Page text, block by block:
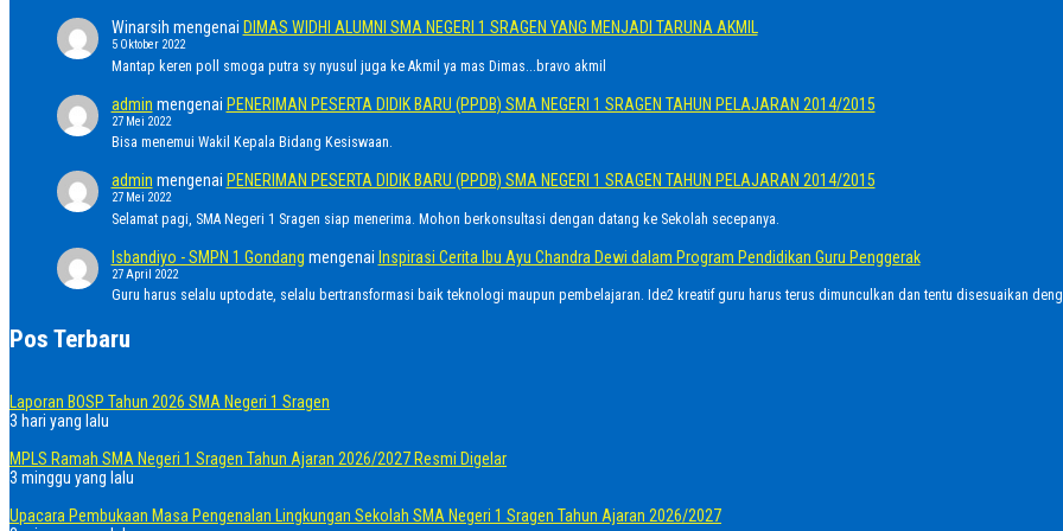
Winarsih mengenai DIMAS WIDHI ALUMNI SMA NEGERI 1 SRAGEN YANG MENJADI TARUNA AKMIL
5 Oktober 2022
Mantap keren poll smoga putra sy nyusul juga ke Akmil ya mas Dimas...bravo akmil
admin mengenai PENERIMAN PESERTA DIDIK BARU (PPDB) SMA NEGERI 1 SRAGEN TAHUN PELAJARAN 2014/2015
27 Mei 2022
Bisa menemui Wakil Kepala Bidang Kesiswaan.
admin mengenai PENERIMAN PESERTA DIDIK BARU (PPDB) SMA NEGERI 1 SRAGEN TAHUN PELAJARAN 2014/2015
27 Mei 2022
Selamat pagi, SMA Negeri 1 Sragen siap menerima. Mohon berkonsultasi dengan datang ke Sekolah secepanya.
Isbandiyo - SMPN 1 Gondang mengenai Inspirasi Cerita Ibu Ayu Chandra Dewi dalam Program Pendidikan Guru Penggerak
27 April 2022
Guru harus selalu uptodate, selalu bertransformasi baik teknologi maupun pembelajaran. Ide2 kreatif guru harus terus dimunculkan dan tentu disesuaikan
Pos Terbaru
Laporan BOSP Tahun 2026 SMA Negeri 1 Sragen
3 hari yang lalu
MPLS Ramah SMA Negeri 1 Sragen Tahun Ajaran 2026/2027 Resmi Digelar
3 minggu yang lalu
Upacara Pembukaan Masa Pengenalan Lingkungan Sekolah SMA Negeri 1 Sragen Tahun Ajaran 2026/2027